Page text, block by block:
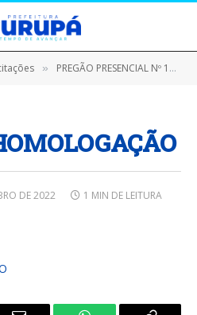
» PREGÃO PRESENCIAL Nº 130801/2022 (AQUISIÇÃO DE MATERIAIS GRÁFICOS, PARA ATENDER AS NECESSIDADES DAS UNIDADES ADMINISTRATIVAS DO MUNICÍPIO DE GURUPÁ)
DE 2022 1 MIN DE LEITURA